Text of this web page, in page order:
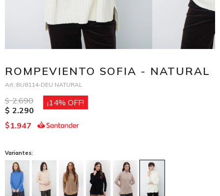
ROMPEVIENTO SOFIA - NATURAL
BU8114-DEU NATURAL
$ 2.690
$ 2.290
14
$1.947
Variantes: